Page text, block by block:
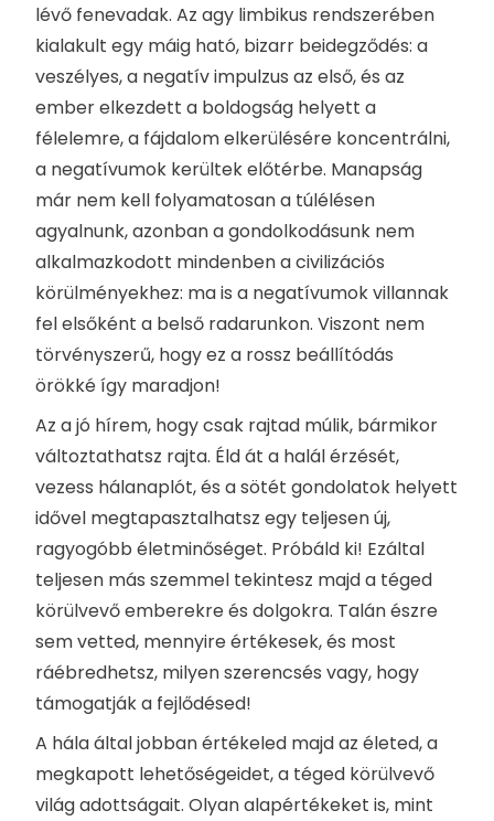
lévő fenevadak. Az agy limbikus rendszerében
kialakult egy máig ható, bizarr beidegződés: a
veszélyes, a negatív impulzus az első, és az
ember elkezdett a boldogság helyett a
félelemre, a fájdalom elkerülésére koncentrálni,
a negatívumok kerültek előtérbe. Manapság
már nem kell folyamatosan a túlélésen
agyalnunk, azonban a gondolkodásunk nem
alkalmazkodott mindenben a civilizációs
körülményekhez: ma is a negatívumok villannak
fel elsőként a belső radarunkon. Viszont nem
törvényszerű, hogy ez a rossz beállítódás
örökké így maradjon!
Az a jó hírem, hogy csak rajtad múlik, bármikor
változtathatsz rajta. Éld át a halál érzését,
vezess hálanaplót, és a sötét gondolatok helyett
idővel megtapasztalhatsz egy teljesen új,
ragyogóbb életminőséget. Próbáld ki! Ezáltal
teljesen más szemmel tekintesz majd a téged
körülvevő emberekre és dolgokra. Talán észre
sem vetted, mennyire értékesek, és most
ráébredhetsz, milyen szerencsés vagy, hogy
támogatják a fejlődésed!
A hála által jobban értékeled majd az életed, a
megkapott lehetőségeidet, a téged körülvevő
világ adottságait. Olyan alapértékeket is, mint